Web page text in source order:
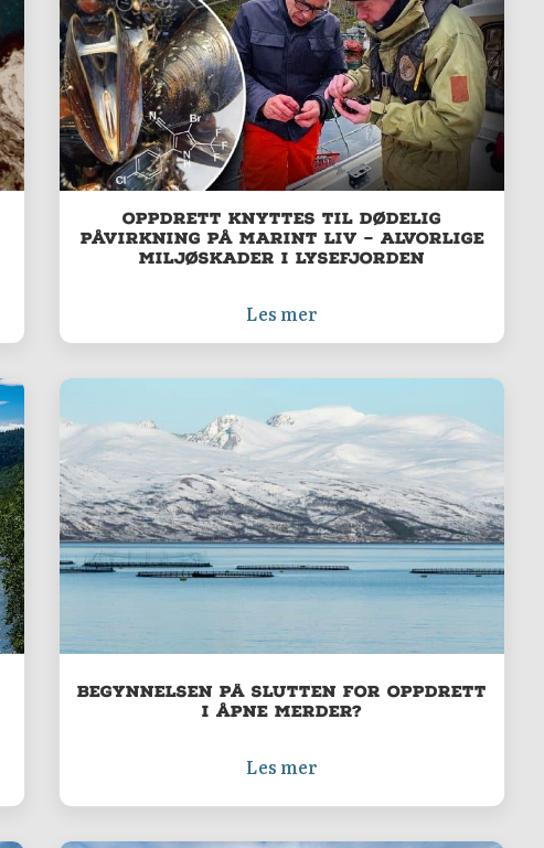
Oppdrett knyttes til dødelig
påvirkning på marint liv – Alvorlige
miljøskader i Lysefjorden
Les mer
Begynnelsen på slutten for oppdrett
i åpne merder?
Les mer